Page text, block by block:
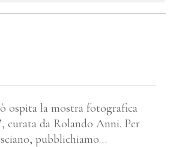
ospita la mostra fotografica
curata da Rolando Anni. Per
pubblichiamo…